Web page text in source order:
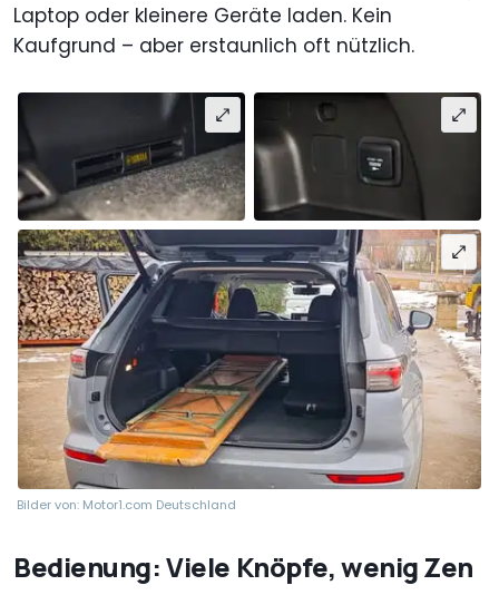
Laptop oder kleinere Geräte laden. Kein
Kaufgrund – aber erstaunlich oft nützlich.
Bilder von: Motor1.com Deutschland
Bedienung: Viele Knöpfe, wenig Zen